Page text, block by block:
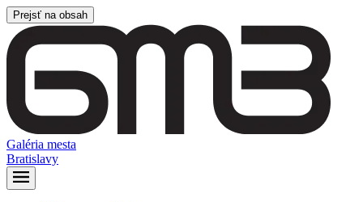
Prejsť na obsah
Galéria mesta
Bratislavy